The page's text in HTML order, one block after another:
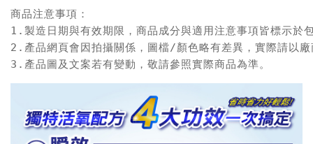
商品注意事項：
1.製造日期與有效期限，商品成分與適用注意事項皆標示於
2.產品網頁會因拍攝關係，圖檔/顏色略有差異，實際請以
3.產品圖及文案若有變動，敬請參照實際商品為準。